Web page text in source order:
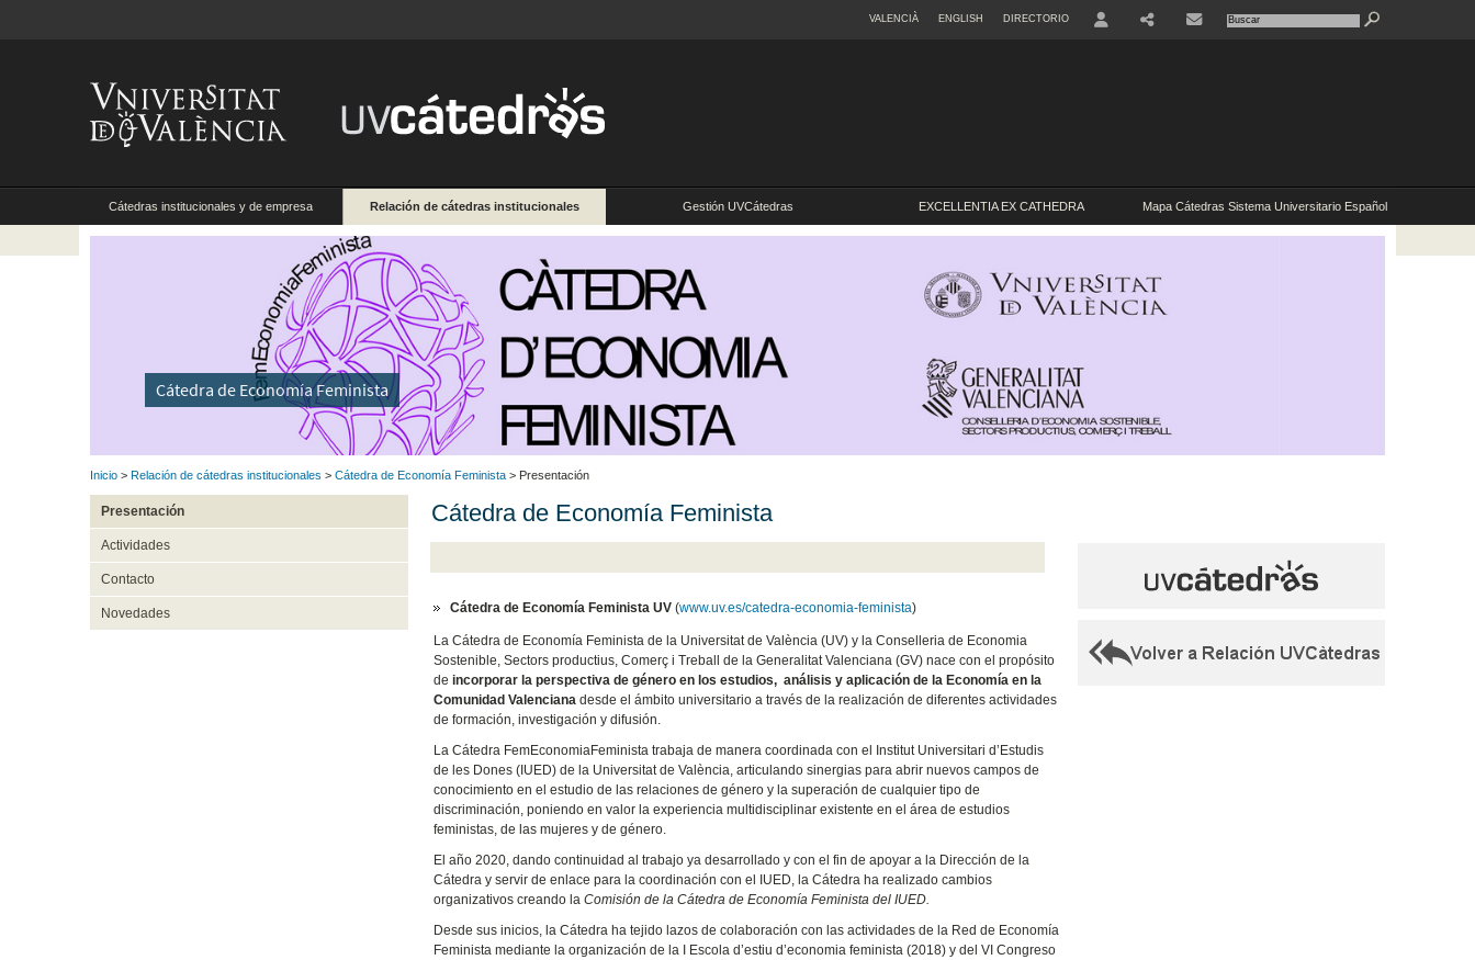
VALENCIÀ ENGLISH DIRECTORIO
Cátedras institucionales y de empresa Relación de cátedras institucionales Gestión UVCátedras EXCELLENTIA EX CATHEDRA Mapa Cátedras Sistema Universitario Español
Cátedra de Economía Feminista
Inicio > Relación de cátedras institucionales > Cátedra de Economía Feminista > Presentación
Presentación
Actividades
Contacto
Novedades
Cátedra de Economía Feminista
Cátedra de Economía Feminista UV(www.uv.es/catedra-economia-feminista)
La Cátedra de Economía Feminista de la Universitat de València (UV) y la Conselleria de Economia
Sostenible, Sectors productius, Comerç i Treball de la Generalitat Valenciana (GV) nace con el propósito
de incorporar la perspectiva de género en los estudios, análisis y aplicación de la Economía en la
Comunidad Valenciana desde el ámbito universitario a través de la realización de diferentes actividades
de formación, investigación y difusión.
La Cátedra FemEconomiaFeminista trabaja de manera coordinada con el Institut Universitari d’Estudis
de les Dones (IUED) de la Universitat de València, articulando sinergias para abrir nuevos campos de
conocimiento en el estudio de las relaciones de género y la superación de cualquier tipo de
discriminación, poniendo en valor la experiencia multidisciplinar existente en el área de estudios
feministas, de las mujeres y de género.
El año 2020, dando continuidad al trabajo ya desarrollado y con el fin de apoyar a la Dirección de la
Cátedra y servir de enlace para la coordinación con el IUED, la Cátedra ha realizado cambios
organizativos creando la Comisión de la Cátedra de Economía Feminista del IUED.
Desde sus inicios, la Cátedra ha tejido lazos de colaboración con las actividades de la Red de Economía
Feminista mediante la organización de la I Escola d’estiu d’economia feminista (2018) y del VI Congreso